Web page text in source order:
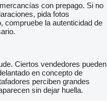
con prepago. Si no
pida fotos
compruebe la autenticidad de
Ciertos vendedores pueden
en concepto de
perciben grandes
sin dejar huella.